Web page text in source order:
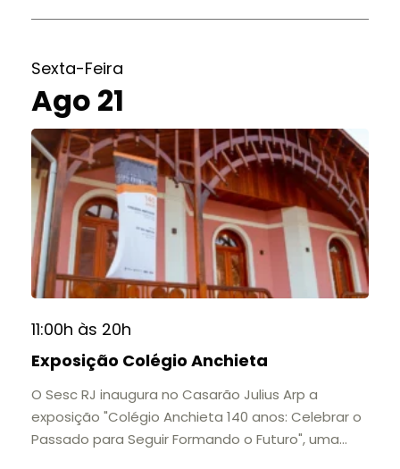
A mostra convida o público a conhecer o legado
histórias e marcos que evidenciam sua
contribuição para a educação, a cultura e a
formação de gerações.
📍 Casarão Julius Arp
📅 Até 30 de setembro
🕚 Quinta a sábado, das 11h às 20h | Domingo, das
11h às 17h
🎟️ Entrada gratuita.
Sexta-Feira
Ago 21
11:00h às 20h
Exposição Colégio Anchieta
O Sesc RJ inaugura no Casarão Julius Arp a
exposição "Colégio Anchieta 140 anos: Celebrar o
Passado para Seguir Formando o Futuro", uma